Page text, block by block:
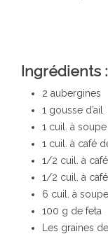
Ingrédients :
2 aubergines
1 gousse d’ail
1 cuil. à
1 cuil. à café
1/2 cuil. à
1/2 cuil. à
6 cuil. à
100 g de feta
Les graines